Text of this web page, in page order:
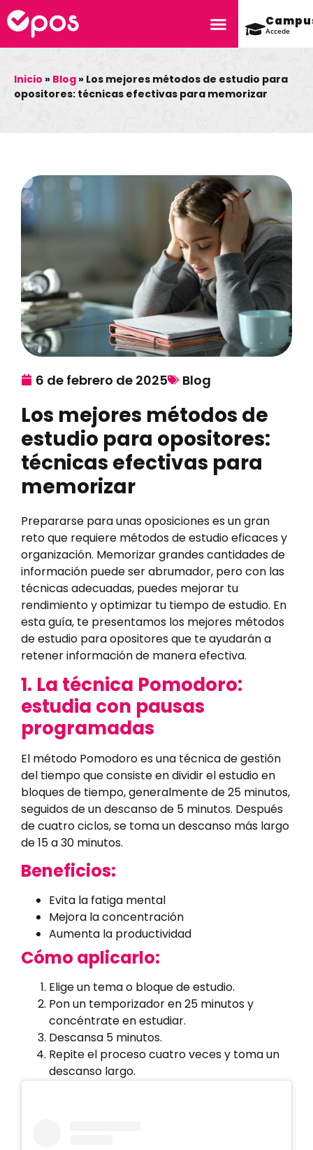
Accede
Inicio » Blog » Los mejores métodos de estudio para
opositores: técnicas efectivas para memorizar
6 de febrero de 2025 Blog
Los mejores métodos de
estudio para opositores:
técnicas efectivas para
memorizar
Prepararse para unas oposiciones es un gran
reto que requiere métodos de estudio eficaces y
organización. Memorizar grandes cantidades de
información puede ser abrumador, pero con las
técnicas adecuadas, puedes mejorar tu
rendimiento y optimizar tu tiempo de estudio. En
esta guía, te presentamos los mejores métodos
de estudio para opositores que te ayudarán a
retener información de manera efectiva.
1. La técnica Pomodoro:
estudia con pausas
programadas
El método Pomodoro es una técnica de gestión
del tiempo que consiste en dividir el estudio en
bloques de tiempo, generalmente de 25 minutos,
seguidos de un descanso de 5 minutos. Después
de cuatro ciclos, se toma un descanso más largo
de 15 a 30 minutos.
Beneficios:
Evita la fatiga mental
Mejora la concentración
Aumenta la productividad
Cómo aplicarlo:
Elige un tema o bloque de estudio.
Pon un temporizador en 25 minutos y
concéntrate en estudiar.
Descansa 5 minutos.
Repite el proceso cuatro veces y toma un
descanso largo.